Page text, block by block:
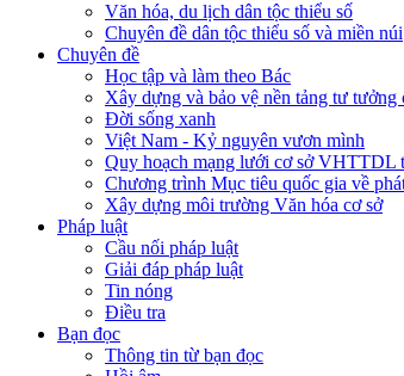
Văn hóa, du lịch dân tộc thiểu số
Chuyên đề dân tộc thiểu số và miền núi
Chuyên đề
Học tập và làm theo Bác
Xây dựng và bảo vệ nền tảng tư tưởng
Đời sống xanh
Việt Nam - Kỷ nguyên vươn mình
Quy hoạch mạng lưới cơ sở VHTTDL
Chương trình Mục tiêu quốc gia về
Xây dựng môi trường Văn hóa cơ sở
Pháp luật
Cầu nối pháp luật
Giải đáp pháp luật
Tin nóng
Điều tra
Bạn đọc
Thông tin từ bạn đọc